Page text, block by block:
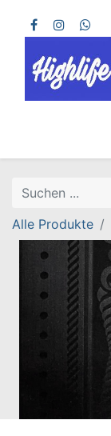
Alle Produkte